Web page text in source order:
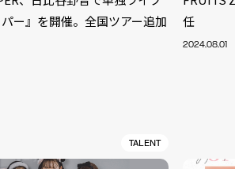
ー』を開催。全国ツアー追加
任
2024.08.01
TALENT